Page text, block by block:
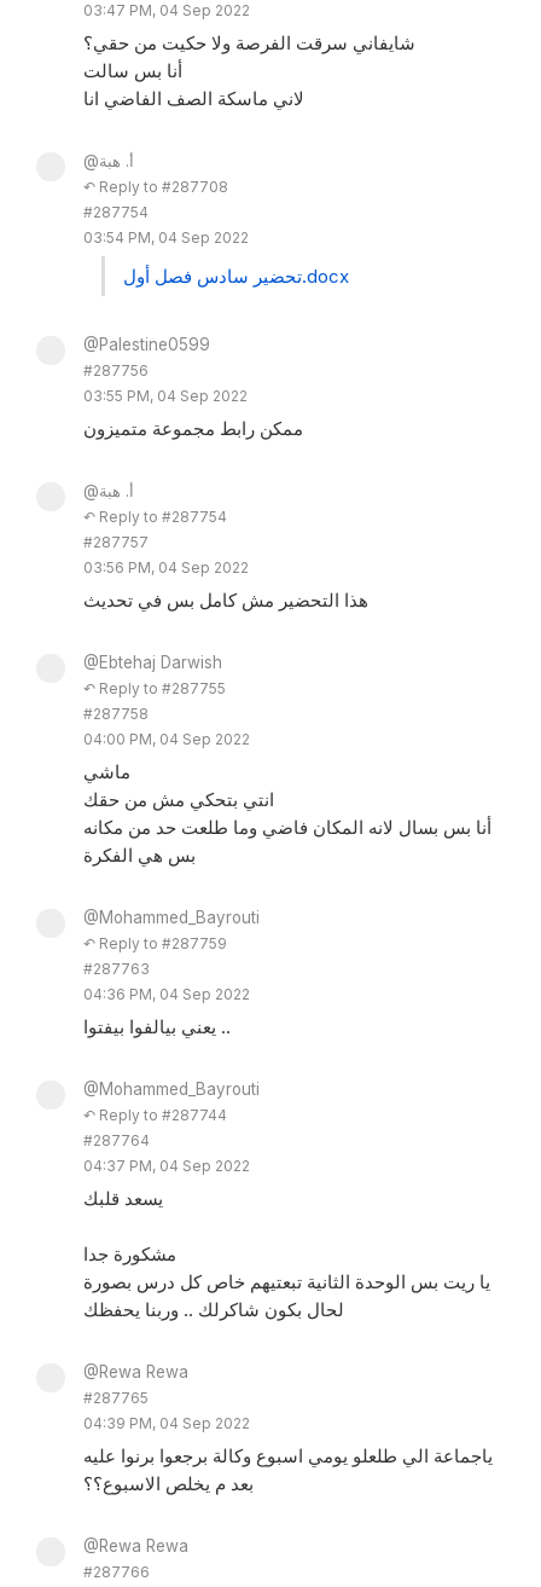
03:47 PM, 04 Sep 2022
شايفاني سرقت الفرصة ولا حكيت من حقي؟
أنا بس سالت
لاني ماسكة الصف الفاضي انا
@أ. هبة
↶ Reply to #287708
#287754
03:54 PM, 04 Sep 2022
تحضير سادس فصل أول.docx
@Palestine0599
#287756
03:55 PM, 04 Sep 2022
ممكن رابط مجموعة متميزون
@أ. هبة
↶ Reply to #287754
#287757
03:56 PM, 04 Sep 2022
هذا التحضير مش كامل بس في تحديث
@Ebtehaj Darwish
↶ Reply to #287755
#287758
04:00 PM, 04 Sep 2022
ماشي
انتي بتحكي مش من حقك
أنا بس بسال لانه المكان فاضي وما طلعت حد من مكانه
بس هي الفكرة
@Mohammed_Bayrouti
↶ Reply to #287759
#287763
04:36 PM, 04 Sep 2022
يعني بيالفوا بيفتوا ..
@Mohammed_Bayrouti
↶ Reply to #287744
#287764
04:37 PM, 04 Sep 2022
يسعد قلبك
مشكورة جدا
يا ريت بس الوحدة الثانية تبعتيهم خاص كل درس بصورة
لحال بكون شاكرلك .. وربنا يحفظك
@Rewa Rewa
#287765
04:39 PM, 04 Sep 2022
ياجماعة الي طلعلو يومي اسبوع وكالة برجعوا برنوا عليه
بعد م يخلص الاسبوع؟؟
@Rewa Rewa
#287766